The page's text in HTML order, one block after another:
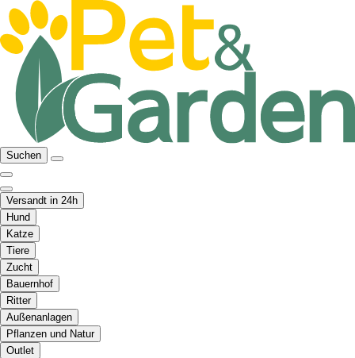
Suchen
Versandt in 24h
Hund
Katze
Tiere
Zucht
Bauernhof
Ritter
Außenanlagen
Pflanzen und Natur
Outlet